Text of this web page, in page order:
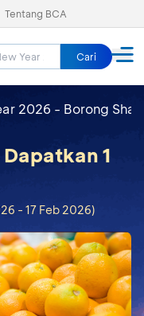
Tentang BCA
Cari
2026 - Borong Shay
1
- 17 Feb 2026)